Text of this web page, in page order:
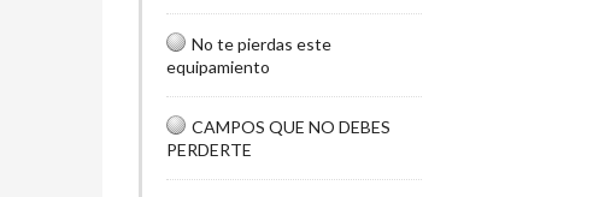
No te pierdas este
equipamiento
CAMPOS QUE NO DEBES
PERDERTE